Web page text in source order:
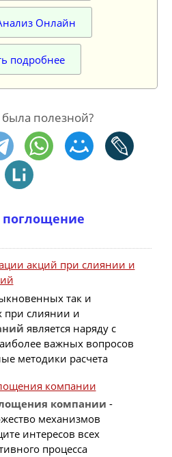
Онлайн
подробнее
полезной?
акций при слиянии и
так и
при слиянии и
является наряду с
важных вопросов
методики расчета
компании
компании -
механизмов
интересов всех
процесса